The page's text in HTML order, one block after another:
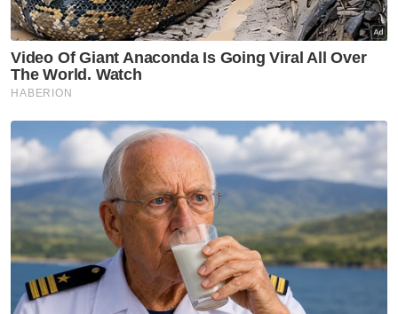
Semasa
Di mana Dhia Zahraaxavieta
Neelopher?